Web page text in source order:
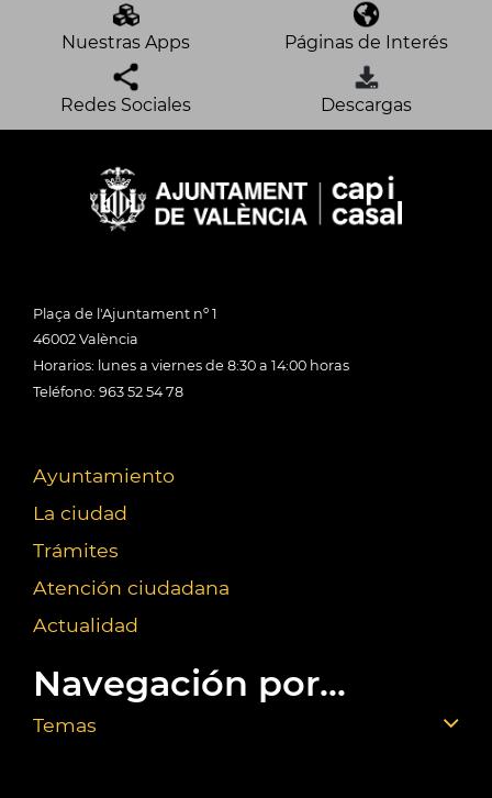
Nuestras Apps Páginas de Interés
Redes Sociales Descargas
Plaça de l'Ajuntament nº 1
46002 València
Horarios: lunes a viernes de 8:30 a 14:00 horas
Teléfono: 963 52 54 78
Ayuntamiento
La ciudad
Trámites
Atención ciudadana
Actualidad
Navegación por...
Temas